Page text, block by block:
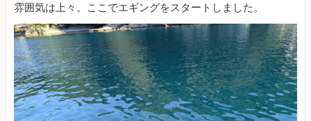
雰囲気は上々。ここでエギングをスタートしました。